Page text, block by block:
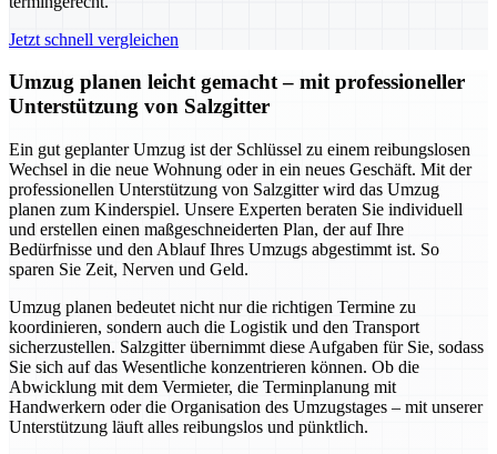
Jetzt schnell vergleichen
Umzug planen leicht gemacht – mit professioneller
Unterstützung von Salzgitter
Ein gut geplanter Umzug ist der Schlüssel zu einem reibungslosen
Wechsel in die neue Wohnung oder in ein neues Geschäft. Mit der
professionellen Unterstützung von Salzgitter wird das Umzug
planen zum Kinderspiel. Unsere Experten beraten Sie individuell
und erstellen einen maßgeschneiderten Plan, der auf Ihre
Bedürfnisse und den Ablauf Ihres Umzugs abgestimmt ist. So
sparen Sie Zeit, Nerven und Geld.
Umzug planen bedeutet nicht nur die richtigen Termine zu
koordinieren, sondern auch die Logistik und den Transport
sicherzustellen. Salzgitter übernimmt diese Aufgaben für Sie, sodass
Sie sich auf das Wesentliche konzentrieren können. Ob die
Abwicklung mit dem Vermieter, die Terminplanung mit
Handwerkern oder die Organisation des Umzugstages – mit unserer
Unterstützung läuft alles reibungslos und pünktlich.